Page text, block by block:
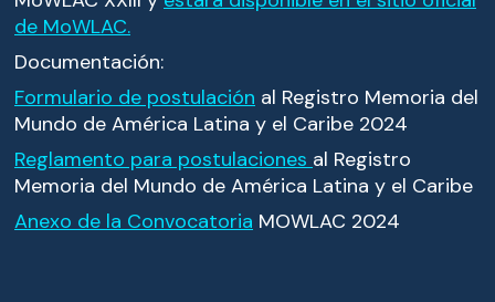
de MoWLAC.
Documentación:
Formulario de postulación al Registro Memoria del
Mundo de América Latina y el Caribe 2024
Reglamento para postulaciones al Registro
Memoria del Mundo de América Latina y el Caribe
Anexo de la Convocatoria MOWLAC 2024